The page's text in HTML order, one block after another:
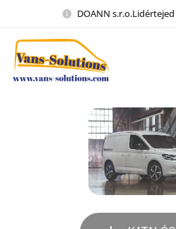
DOANN